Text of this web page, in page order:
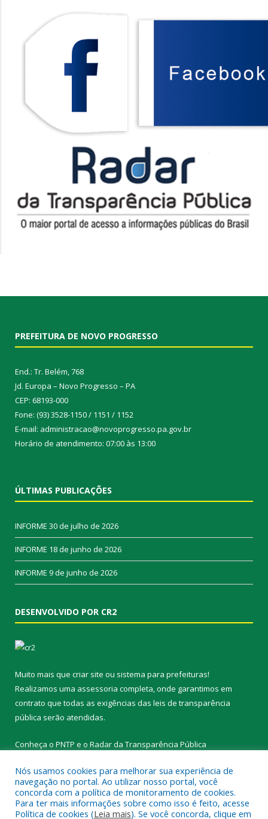
PREFEITURA DE NOVO PROGRESSO
End.: Tr. Belém, 768
Jd. Europa – Novo Progresso – PA
CEP: 68193-000
Fone: (93) 3528-1150 / 1151 / 1152
E-mail: administracao@novoprogresso.pa.gov.br
Horário de atendimento: 07:00 às 13:00
ÚLTIMAS PUBLICAÇÕES
INFORME 30 de julho de 2026
INFORME 18 de junho de 2026
INFORME 9 de junho de 2026
DESENVOLVIDO POR CR2
Muito mais que criar site ou sistema para prefeituras!
Realizamos uma assessoria completa, onde garantimos em
contrato que todas as exigências das leis de transparência
pública serão atendidas.
Conheça o PNTP e o Radar da Transparência Pública
Todos os direitos reservados a Prefeitura Municipal de Novo
Nós usamos cookies para melhorar sua experiência de
navegação no portal. Ao utilizar nosso portal, você
concorda com a política de monitoramento de cookies.
Para ter mais informações sobre como isso é feito, acesse
Política de cookies (Leia mais). Se você concorda, clique em